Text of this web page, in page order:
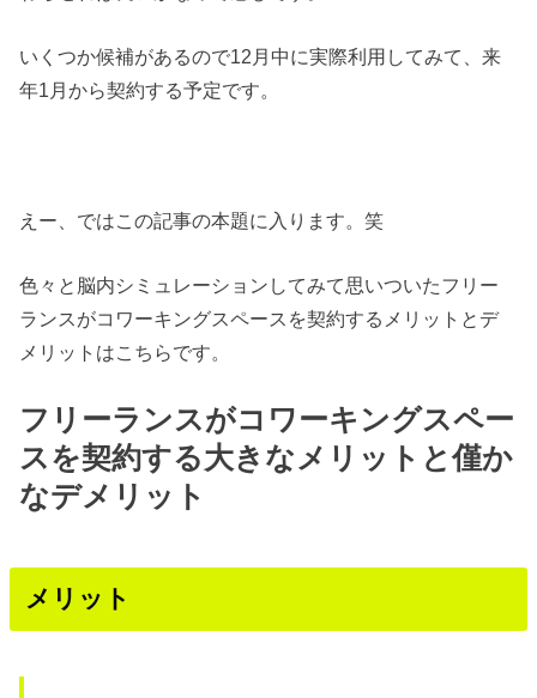
いくつか候補があるので12月中に実際利用してみて、来
年1月から契約する予定です。
えー、ではこの記事の本題に入ります。笑
色々と脳内シミュレーションしてみて思いついたフリー
ランスがコワーキングスペースを契約するメリットとデ
メリットはこちらです。
フリーランスがコワーキングスペー
スを契約する大きなメリットと僅か
なデメリット
メリット